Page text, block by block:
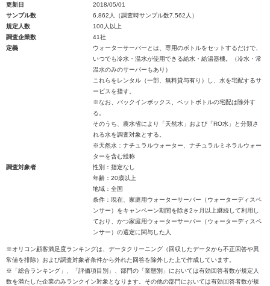
更新日
2018/05/01
サンプル数
6,862人（調査時サンプル数7,562人）
規定人数
100人以上
調査企業数
41社
定義
ウォーターサーバーとは、専用のボトルをセットするだけで、
いつでも冷水・温水が使用できる給水・給湯器機。（冷水・常
温水のみのサーバーもあり）
これらをレンタル（一部、無料貸与有り）し、水を宅配するサ
ービスを指す。
※なお、バックインボックス、ペットボトルの宅配は除外す
る。
そのうち、農水省により「天然水」および「RO水」と分類さ
れる水を調査対象とする。
※天然水：ナチュラルウォーター、ナチュラルミネラルウォー
ターを含む総称
調査対象者
性別：指定なし
年齢：20歳以上
地域：全国
条件：現在、家庭用ウォーターサーバー（ウォーターディスペ
ンサー）をキャンペーン期間を除き2ヶ月以上継続して利用し
ており、かつ家庭用ウォーターサーバー（ウォーターディスペ
ンサー）の選定に関与した人
※オリコン顧客満足度ランキングは、データクリーニング（回収したデータから不正回答や異
常値を排除）および調査対象者条件から外れた回答を除外した上で作成しています。
※「総合ランキング」、「評価項目別」、部門の「業態別」においては有効回答者数が規定人
数を満たした企業のみランクイン対象となります。その他の部門においては有効回答者数が規